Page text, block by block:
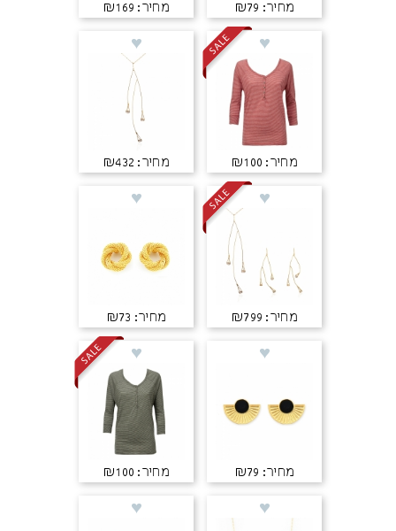
מחיר: ₪79 מחיר: ₪169
מחיר: ₪100 מחיר: ₪432
מחיר: ₪799 מחיר: ₪73
מחיר: ₪79 מחיר: ₪100